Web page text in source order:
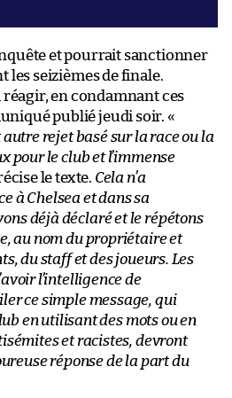
et pourrait sanctionner
les seizièmes de finale.
réagir, en condamnant ces
publié jeudi soir. «
rejet basé sur la race ou la
pour le club et l’immense
le texte. Cela n’a
à Chelsea et dans sa
déjà déclaré et le répétons
au nom du propriétaire et
du staff et des joueurs. Les
l’intelligence de
ce simple message, qui
en utilisant des mots ou en
et racistes, devront
réponse de la part du